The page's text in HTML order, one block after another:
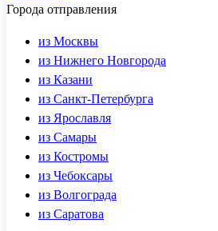
Города отправления
из Москвы
из Нижнего Новгорода
из Казани
из Санкт-Петербурга
из Ярославля
из Самары
из Костромы
из Чебоксары
из Волгограда
из Саратова